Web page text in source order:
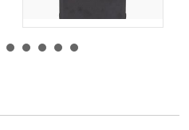
由admin |29 1 月,